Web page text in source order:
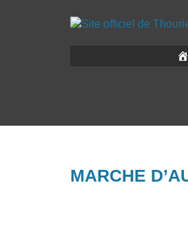
MARCHE